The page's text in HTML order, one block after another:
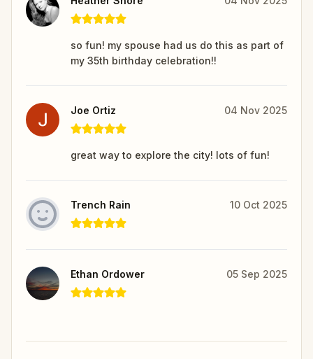
so fun! my spouse had us do this as part of
my 35th birthday celebration!!
Joe Ortiz 04 Nov 2025
great way to explore the city! lots of fun!
Trench Rain 10 Oct 2025
Ethan Ordower 05 Sep 2025